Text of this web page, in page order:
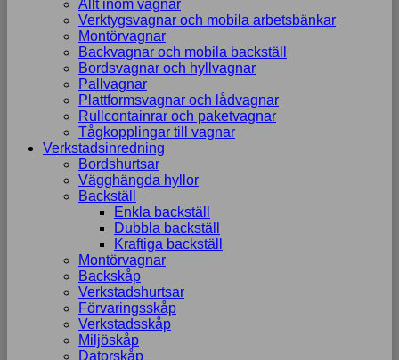
Allt inom vagnar
Verktygsvagnar och mobila arbetsbänkar
Montörvagnar
Backvagnar och mobila backställ
Bordsvagnar och hyllvagnar
Pallvagnar
Plattformsvagnar och lådvagnar
Rullcontainrar och paketvagnar
Tågkopplingar till vagnar
Verkstadsinredning
Bordshurtsar
Vägghängda hyllor
Backställ
Enkla backställ
Dubbla backställ
Kraftiga backställ
Montörvagnar
Backskåp
Verkstadshurtsar
Förvaringsskåp
Verkstadsskåp
Miljöskåp
Datorskåp